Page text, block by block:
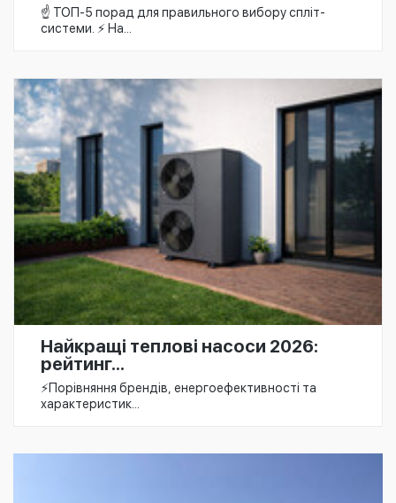
☝️ ТОП-5 порад для правильного вибору спліт-
системи. ⚡ На...
Найкращі теплові насоси 2026:
рейтинг...
⚡️Порівняння брендів, енергоефективності та
характеристик...